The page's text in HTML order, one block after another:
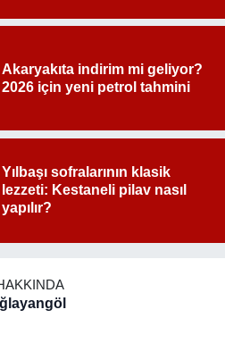
Akaryakıta indirim mi geliyor?
2026 için yeni petrol tahmini
Yılbaşı sofralarının klasik
lezzeti: Kestaneli pilav nasıl
yapılır?